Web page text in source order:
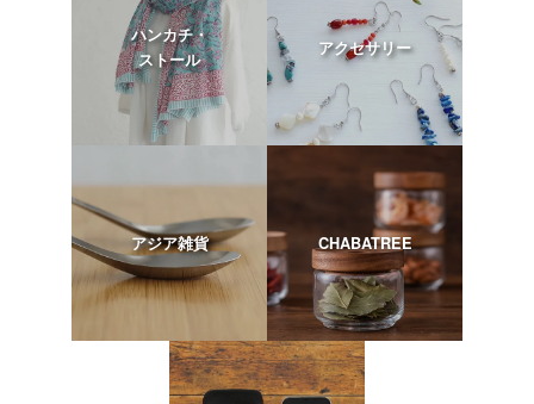
ハンカチ・
ストール
アクセサリー
アジア雑貨 CHABATREE